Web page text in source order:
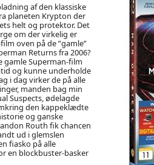
af den klassiske
planeten Krypton der
helt og protektor. Det
om der virkelig er
oven på de ”gamle”
Returns fra 2006?
gamle Superman-film
og kunne underholde
i dag virker de på alle
manden bag min
Suspects, ødelagde
den kappeklædte
og ganske
Routh fik chancen
ud i glemslen
fiasko på alle
en blockbuster-basker